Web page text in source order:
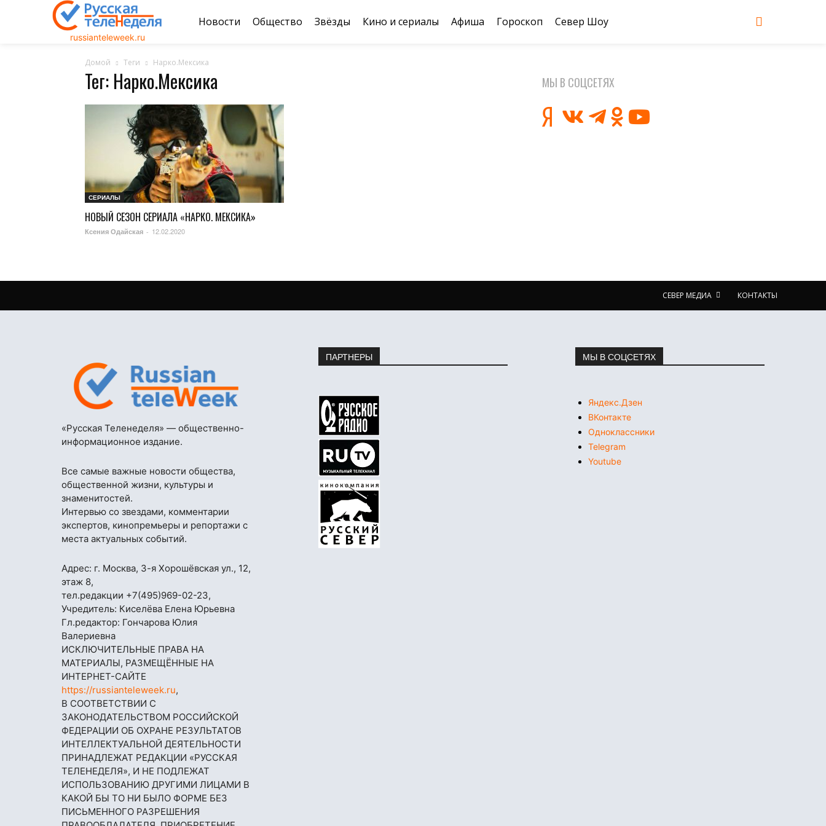
russianteleweek.ru
Новости Общество Звёзды Кино и сериалы Афиша Гороскоп Север Шоу
Домой Теги Нарко.Мексика
Тег: Нарко.Мексика
СЕРИАЛЫ
НОВЫЙ СЕЗОН СЕРИАЛА «НАРКО. МЕКСИКА»
Ксения Одайская - 12.02.2020
МЫ В СОЦСЕТЯХ
СЕВЕР МЕДИА КОНТАКТЫ
«Русская Теленеделя» — общественно-
информационное издание.
Все самые важные новости общества,
общественной жизни, культуры и
знаменитостей.
Интервью со звездами, комментарии
экспертов, кинопремьеры и репортажи с
места актуальных событий.
Адрес: г. Москва, 3-я Хорошёвская ул., 12,
этаж 8,
тел.редакции +7(495)969-02-23,
Учредитель: Киселёва Елена Юрьевна
Гл.редактор: Гончарова Юлия
Валериевна
ИСКЛЮЧИТЕЛЬНЫЕ ПРАВА НА
МАТЕРИАЛЫ, РАЗМЕЩЁННЫЕ НА
ИНТЕРНЕТ-САЙТЕ
https://russianteleweek.ru,
В СООТВЕТСТВИИ С
ЗАКОНОДАТЕЛЬСТВОМ РОССИЙСКОЙ
ФЕДЕРАЦИИ ОБ ОХРАНЕ РЕЗУЛЬТАТОВ
ИНТЕЛЛЕКТУАЛЬНОЙ ДЕЯТЕЛЬНОСТИ
ПРИНАДЛЕЖАТ РЕДАКЦИИ «РУССКАЯ
ТЕЛЕНЕДЕЛЯ», И НЕ ПОДЛЕЖАТ
ИСПОЛЬЗОВАНИЮ ДРУГИМИ ЛИЦАМИ В
КАКОЙ БЫ ТО НИ БЫЛО ФОРМЕ БЕЗ
ПИСЬМЕННОГО РАЗРЕШЕНИЯ
ПАРТНЕРЫ МЫ В СОЦСЕТЯХ
Яндекс.Дзен
ВКонтакте
Одноклассники
Telegram
Youtube